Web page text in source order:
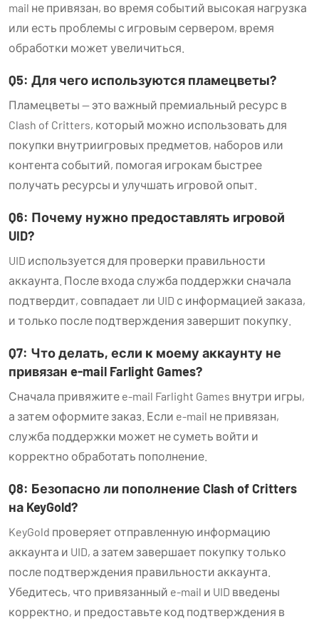
mail не привязан, во время событий высокая нагрузка
или есть проблемы с игровым сервером, время
обработки может увеличиться.
Q5: Для чего используются пламецветы?
Пламецветы — это важный премиальный ресурс в
Clash of Critters, который можно использовать для
покупки внутриигровых предметов, наборов или
контента событий, помогая игрокам быстрее
получать ресурсы и улучшать игровой опыт.
Q6: Почему нужно предоставлять игровой
UID?
UID используется для проверки правильности
аккаунта. После входа служба поддержки сначала
подтвердит, совпадает ли UID с информацией заказа,
и только после подтверждения завершит покупку.
Q7: Что делать, если к моему аккаунту не
привязан e-mail Farlight Games?
Сначала привяжите e-mail Farlight Games внутри игры,
а затем оформите заказ. Если e-mail не привязан,
служба поддержки может не суметь войти и
корректно обработать пополнение.
Q8: Безопасно ли пополнение Clash of Critters
на KeyGold?
KeyGold проверяет отправленную информацию
аккаунта и UID, а затем завершает покупку только
после подтверждения правильности аккаунта.
Убедитесь, что привязанный e-mail и UID введены
корректно, и предоставьте код подтверждения в